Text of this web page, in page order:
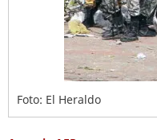
Foto: El Heraldo